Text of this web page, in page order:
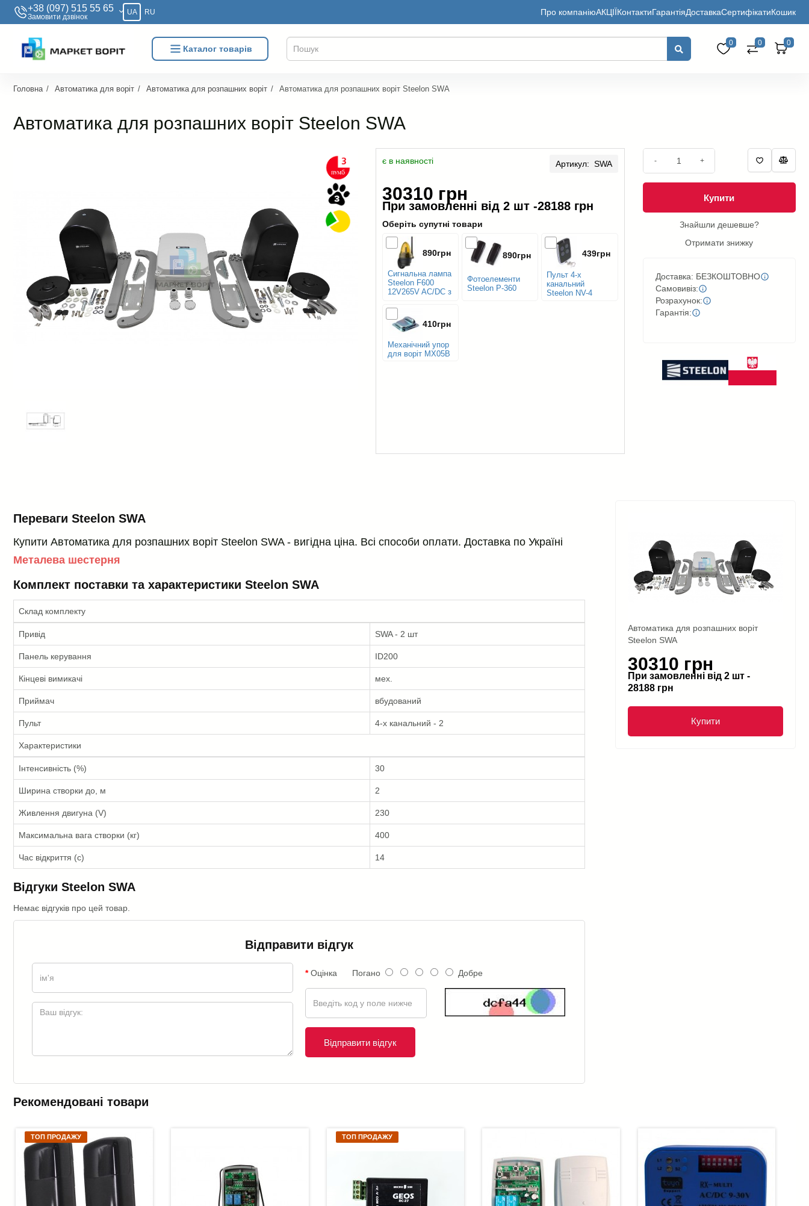
+38 (097) 515 55 65
Замовити дзвiнок
UA RU Про компаніюАКЦІЇКонтактиГарантіяДоставкаСертифікатиКошик
Каталог товарів
0 0 0
Головна Автоматика для воріт Автоматика для розпашних воріт Автоматика для розпашних воріт Steelon SWA
Автоматика для розпашних воріт Steelon SWA
є в наявності Артикул: SWA
30310 грн
При замовленні від 2 шт -28188 грн
Оберіть супутні товари
Сигнальна лампа
Steelon F600
12V265V AC/DC з
890грн
Фотоелементи
Steelon P-360
890грн
Пульт 4-х
канальний
Steelon NV-4
439грн
Механічний упор
для воріт МХ05B
410грн
- +
Купити
Знайшли дешевше?
Отримати знижку
Доставка: БЕЗКОШТОВНО
Самовивіз:
Розрахунок:
Гарантія:
Автоматика для розпашних воріт
Steelon SWA
30310 грн
При замовленні від 2 шт -
28188 грн
Купити
Переваги Steelon SWA
Купити Автоматика для розпашних воріт Steelon SWA - вигідна ціна. Всі способи оплати. Доставка по Україні
Металева шестерня
Комплект поставки та характеристики Steelon SWA
Склад комплекту
Привід SWA - 2 шт
Панель керування ID200
Кінцеві вимикачі мех.
Приймач вбудований
Пульт 4-х канальний - 2
Характеристики
Інтенсивність (%) 30
Ширина створки до, м 2
Живлення двигуна (V) 230
Максимальна вага створки (кг) 400
Час відкриття (с) 14
Відгуки Steelon SWA
Немає відгуків про цей товар.
Відправити відгук
Оцінка Погано Добре
Відправити відгук
Рекомендовані товари
ТОП ПРОДАЖУ ТОП ПРОДАЖУ